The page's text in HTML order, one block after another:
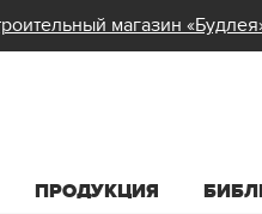
магазин
ПРОДУКЦИЯ